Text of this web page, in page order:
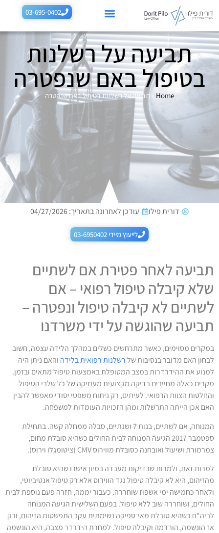
03-695-0402
תביעה על רשלנות
בטיפול באם שנפטרה
Home
» תביעה על רשלנות בטיפול באם שנפטרה
דורית פילו עודכן לאחרונה בתאריך: 04/27/2026
לייעוץ מיידי 03-6950402
תביעה לאחר פטירת אם לשתיים
שלא קיבלה טיפול רפואי – אם
לשתיים לא קיבלה טיפול ונפטרה –
תביעה שהוגשה על ידי משרדנו
במקרים מסוימים, כאשר מתרחשים כשלים במהלך הלידה עצמה, חשוב
לבחון האם מדובר בנסיבות שלרשלנות רפואית בלידה והאם ניתן היה
למנוע את ההידרדרות במצב המטופלת באמצעות טיפול מתאים ובזמן.
מקרים כאלה מחייבים בדיקה מקצועית מעמיקה של כל שלבי הטיפול
והחלטות הצוות הרפואי. לעיתים, רק ניתוח משפטי יסודי מאפשר להבין
האם אכן הייתה התרשלות ומהן הזכויות העומדות למשפחה.
המנוחה, אם לשתיים, בנות 7 ושנתיים, סבלה ממחלה קשה. בתחילת
ספטמבר 2017 הגיעה המנוחה לבית החולים כשהיא סובלת מחום,
צמרמורת ושיעול ואובחנה כסובלת מווירוס CMV (ציטומגלו וירוס).
למרות זאת, ולמרות שבדיקות מעבדה במיון אישרו שהיא סובלת
מהזיהום, היא לא קיבלה טיפול נגד הווירוס אלא רק טיפול אנטיביוטי,
ולאחר כחמישה ימי אשפוז שוחררה. כעבור יממה, חזרה פעם נוספת לבית
החולים, ושוחררה שוב ללא טיפול. בפעם השלישית הגיעה המנוחה
לביה"ח כשהיא סובלת מאי־ספיקה נשימתית עקב התפשטות הזיהום, ורק
אז הונשמה, הורדמה וקיבלה טיפול. למחרת הידרדר מצבה, היא הונשמה